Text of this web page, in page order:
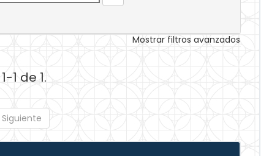
Mostrar filtros avanzados
1 de 1.
Siguiente